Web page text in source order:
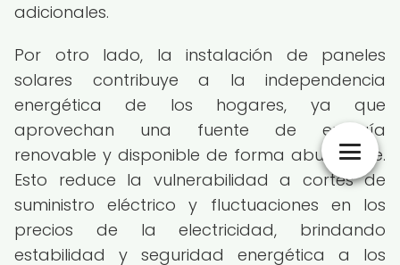
adicionales.
Por otro lado, la instalación de paneles
solares contribuye a la independencia
energética de los hogares, ya que
aprovechan una fuente de energía
renovable y disponible de forma abundante.
Esto reduce la vulnerabilidad a cortes de
suministro eléctrico y fluctuaciones en los
precios de la electricidad, brindando
estabilidad y seguridad energética a los